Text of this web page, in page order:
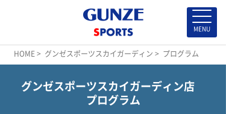
HOME> グンゼスポーツスカイガーディン > プログラム
グンゼスポーツスカイガーディン店
プログラム